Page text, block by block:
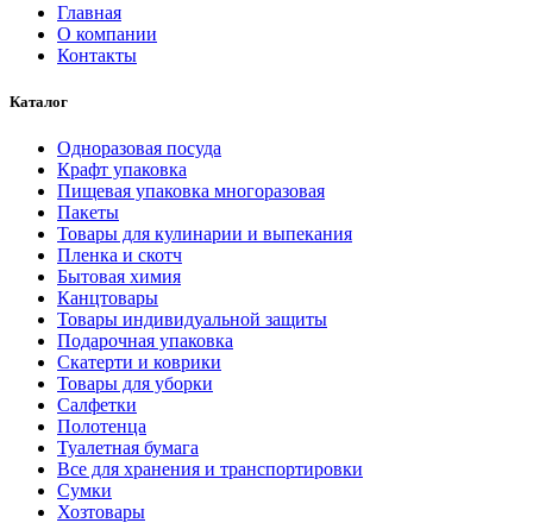
Главная
О компании
Контакты
Каталог
Одноразовая посуда
Крафт упаковка
Пищевая упаковка многоразовая
Пакеты
Товары для кулинарии и выпекания
Пленка и скотч
Бытовая химия
Канцтовары
Товары индивидуальной защиты
Подарочная упаковка
Скатерти и коврики
Товары для уборки
Салфетки
Полотенца
Туалетная бумага
Все для хранения и транспортировки
Сумки
Хозтовары